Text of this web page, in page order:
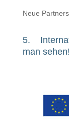
Neue
5.
man sehen!